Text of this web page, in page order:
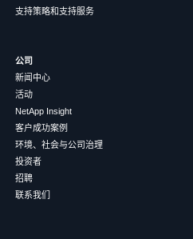
支持策略和支持服务
公司
新闻中心
活动
NetApp Insight
客户成功案例
环境、社会与公司治理
投资者
招聘
联系我们